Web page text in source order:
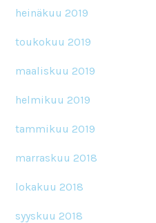
heinäkuu 2019
toukokuu 2019
maaliskuu 2019
helmikuu 2019
tammikuu 2019
marraskuu 2018
lokakuu 2018
syyskuu 2018